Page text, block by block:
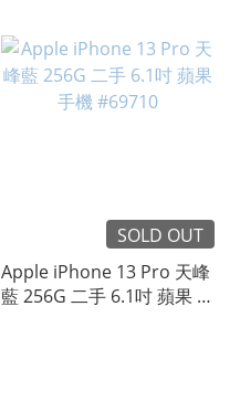
SOLD OUT
Apple iPhone 13 Pro 天峰
藍 256G 二手 6.1吋 蘋果 手